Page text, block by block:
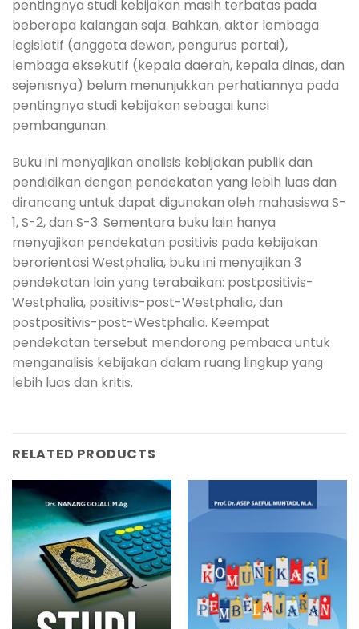
pentingnya studi kebijakan masih terbatas pada
beberapa kalangan saja. Bahkan, aktor lembaga
legislatif (anggota dewan, pengurus partai),
lembaga eksekutif (kepala daerah, kepala dinas, dan
sejenisnya) belum menunjukkan perhatiannya pada
pentingnya studi kebijakan sebagai kunci
pembangunan.
Buku ini menyajikan analisis kebijakan publik dan
pendidikan dengan pendekatan yang lebih luas dan
dirancang untuk dapat digunakan oleh mahasiswa S-
1, S-2, dan S-3. Sementara buku lain hanya
menyajikan pendekatan positivis pada kebijakan
berorientasi Westphalia, buku ini menyajikan 3
pendekatan lain yang terabaikan: postpositivis-
Westphalia, positivis-post-Westphalia, dan
postpositivis-post-Westphalia. Keempat
pendekatan tersebut mendorong pembaca untuk
menganalisis kebijakan dalam ruang lingkup yang
lebih luas dan kritis.
RELATED PRODUCTS